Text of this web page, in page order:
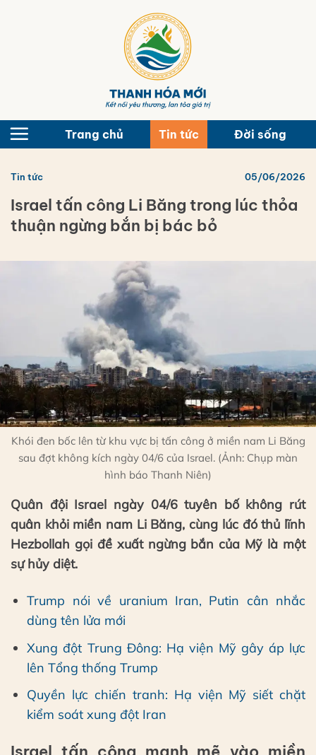
Trang chủ Tin tức Đời sống
Tin tức 05/06/2026
Israel tấn công Li Băng trong lúc thỏa
thuận ngừng bắn bị bác bỏ
Khói đen bốc lên từ khu vực bị tấn công ở miền nam Li Băng
sau đợt không kích ngày 04/6 của Israel. (Ảnh: Chụp màn
hình báo Thanh Niên)
Quân đội Israel ngày 04/6 tuyên bố không rút
quân khỏi miền nam Li Băng, cùng lúc đó thủ lĩnh
Hezbollah gọi đề xuất ngừng bắn của Mỹ là một
sự hủy diệt.
Trump nói về uranium Iran, Putin cân nhắc
dùng tên lửa mới
Xung đột Trung Đông: Hạ viện Mỹ gây áp lực
lên Tổng thống Trump
Quyền lực chiến tranh: Hạ viện Mỹ siết chặt
kiểm soát xung đột Iran